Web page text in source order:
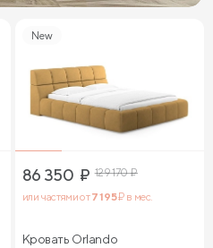
New
86 350 ₽ 129 170₽
или частями от7 195₽ в мес.
Кровать Orlando